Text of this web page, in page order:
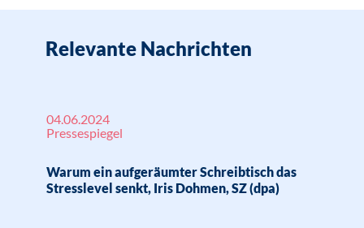
Relevante Nachrichten
04.06.2024
Pressespiegel
Warum ein aufgeräumter Schreibtisch das
Stresslevel senkt, Iris Dohmen, SZ (dpa)